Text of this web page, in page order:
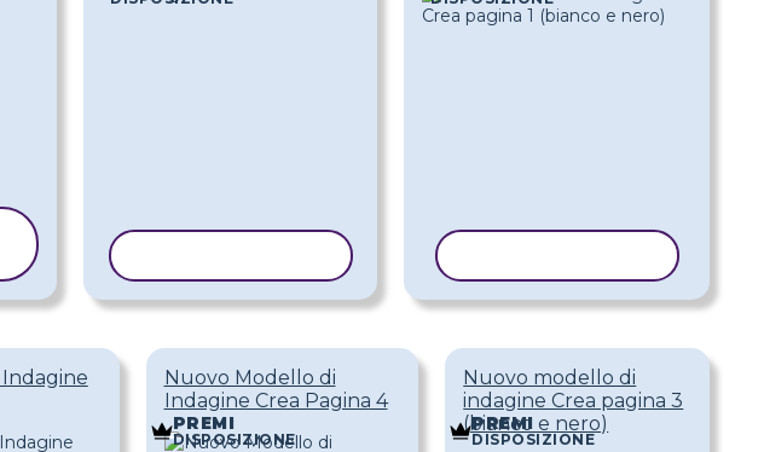
Nuovo Modello di
Indagine Crea Pagina 4
PREMI
DISPOSIZIONE
Nuovo modello di
indagine Crea pagina 3
(bianco e nero)
PREMI
DISPOSIZIONE